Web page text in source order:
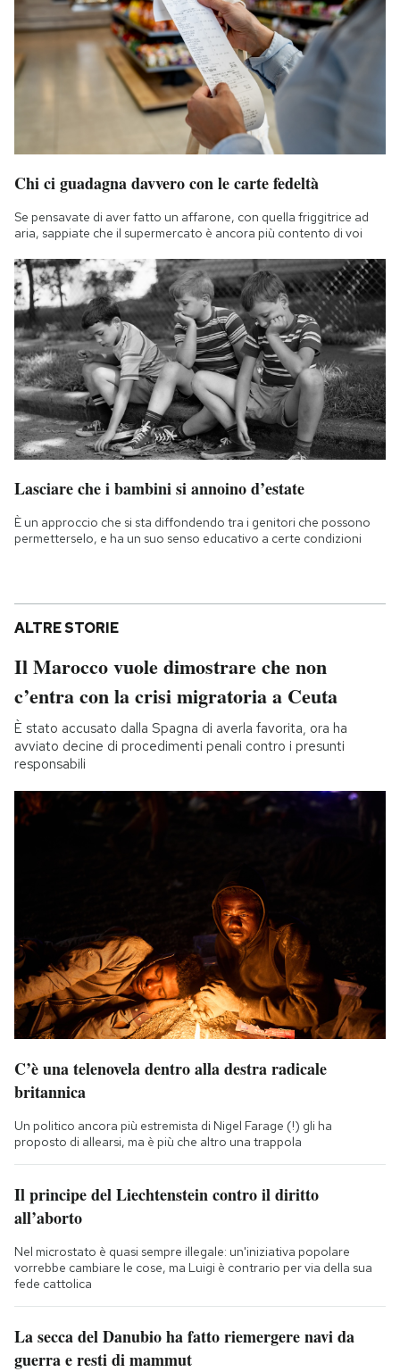
Chi ci guadagna davvero con le carte fedeltà
Se pensavate di aver fatto un affarone, con quella friggitrice ad
aria, sappiate che il supermercato è ancora più contento di voi
Lasciare che i bambini si annoino d’estate
È un approccio che si sta diffondendo tra i genitori che possono
permetterselo, e ha un suo senso educativo a certe condizioni
ALTRE STORIE
Il Marocco vuole dimostrare che non
c’entra con la crisi migratoria a Ceuta
È stato accusato dalla Spagna di averla favorita, ora ha
avviato decine di procedimenti penali contro i presunti
responsabili
C’è una telenovela dentro alla destra radicale
britannica
Un politico ancora più estremista di Nigel Farage (!) gli ha
proposto di allearsi, ma è più che altro una trappola
Il principe del Liechtenstein contro il diritto
all’aborto
Nel microstato è quasi sempre illegale: un'iniziativa popolare
vorrebbe cambiare le cose, ma Luigi è contrario per via della sua
fede cattolica
La secca del Danubio ha fatto riemergere navi da
guerra e resti di mammut